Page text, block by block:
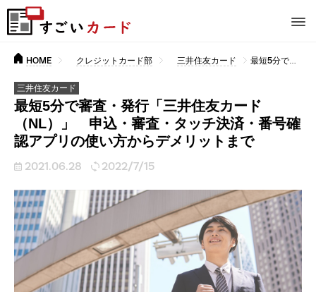
HOME クレジットカード部 三井住友カード 最短5分で審査・発行「三井住友カード（NL）」 申込・審査・タッチ決済・番号確認アプリの使い方からデメリットまで
三井住友カード
最短5分で審査・発行「三井住友カード
（NL）」 申込・審査・タッチ決済・番号確
認アプリの使い方からデメリットまで
2021.06.28 2022/7/15